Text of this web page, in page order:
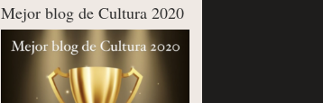
Mejor blog de Cultura 2020